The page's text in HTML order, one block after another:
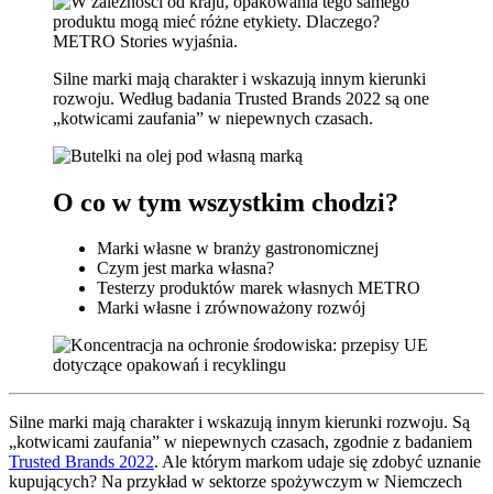
Silne marki mają charakter i wskazują innym kierunki
rozwoju. Według badania Trusted Brands 2022 są one
„kotwicami zaufania” w niepewnych czasach.
O co w tym wszystkim chodzi?
Marki własne w branży gastronomicznej
Czym jest marka własna?
Testerzy produktów marek własnych METRO
Marki własne i zrównoważony rozwój
Silne marki mają charakter i wskazują innym kierunki rozwoju. Są
„kotwicami zaufania” w niepewnych czasach, zgodnie z badaniem
Trusted Brands 2022. Ale którym markom udaje się zdobyć uznanie
kupujących? Na przykład w sektorze spożywczym w Niemczech